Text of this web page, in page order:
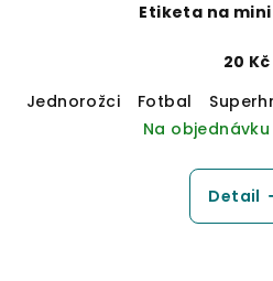
Etiketa na
20 Kč
Jednorožci
Fotbal
Na
Detail